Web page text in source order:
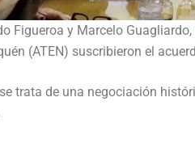
Figueroa y Marcelo
(ATEN) suscribieron el
trata de una negociación